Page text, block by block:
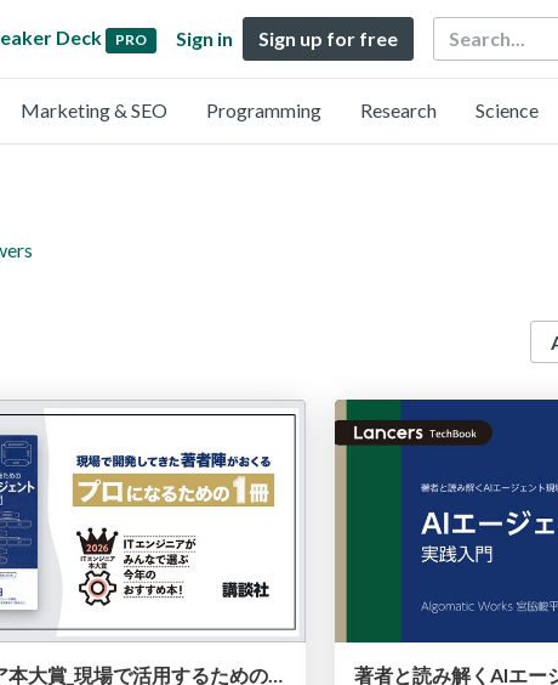
Deck PRO Sign in Sign up for free Search
Marketing & SEO Programming Research Science
ITエンジニア本大賞_現場で活用するためのAIエージェント実践入門 / 2026.02.19